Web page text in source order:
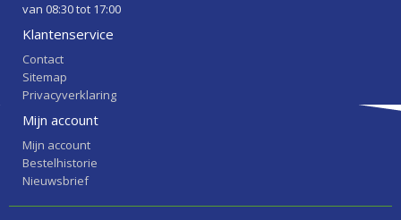
van 08:30 tot 17:00
Klantenservice
Contact
Sitemap
Privacyverklaring
Mijn account
Mijn account
Bestelhistorie
Nieuwsbrief